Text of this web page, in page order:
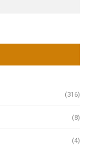
(316)
(8)
(4)